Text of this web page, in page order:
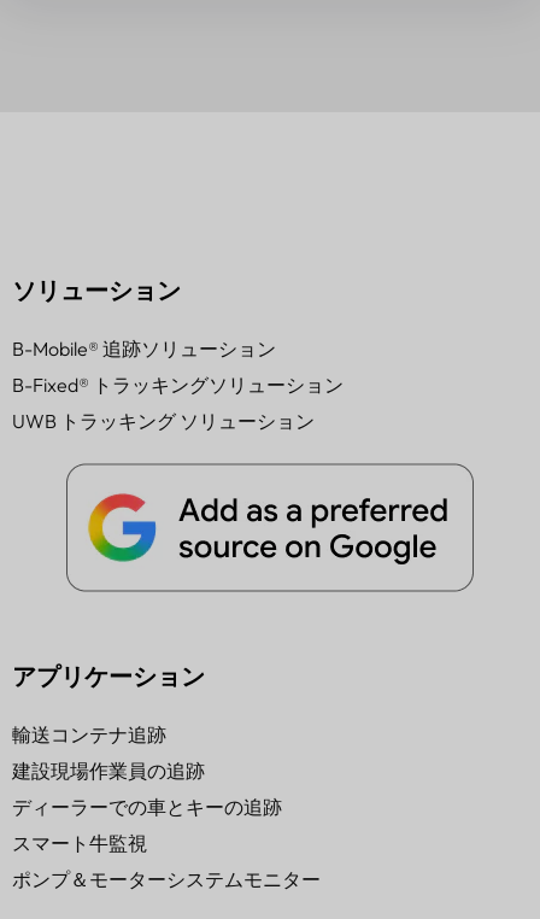
ソリューション
B-Mobile® 追跡ソリューション
B-Fixed® トラッキングソリューション
UWB トラッキング ソリューション
アプリケーション
輸送コンテナ追跡
建設現場作業員の追跡
ディーラーでの車とキーの追跡
スマート牛監視
ポンプ＆モーターシステムモニター